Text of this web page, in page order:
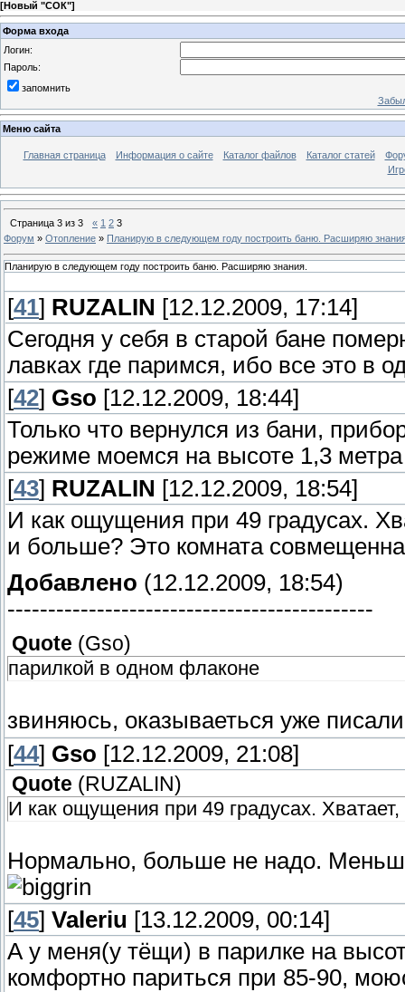
[Новый "СОК"]
Форма входа
Логин:
Пароль:
запомнить
Меню сайта
Главная страница Информация о сайте Каталог файлов Каталог статей
Страница 3 из 3 « 1 2 3
Форум » Отопление » Планирую в следующем году построить баню. Расширяю
Планирую в следующем году построить баню. Расширяю знания.
[41] RUZALIN [12.12.2009, 17:14]
Сегодня у себя в старой бане
лавках где паримся, ибо все это в
[42] Gso [12.12.2009, 18:44]
Только что вернулся из бани,
режиме моемся на высоте 1,3
[43] RUZALIN [12.12.2009, 18:54]
И как ощущения при 49 градусах.
и больше? Это комната
Добавлено (12.12.2009, 18:54)
---------------------------------------------
Quote (Gso)
парилкой в одном флаконе
звиняюсь, оказываеться уже
[44] Gso [12.12.2009, 21:08]
Quote ( RUZALIN )
И как ощущения при 49 градусах.
Нормально, больше не надо.
[45] Valeriu [13.12.2009, 00:14]
А у меня(у тёщи) в парилке на
комфортно париться при 85-90,